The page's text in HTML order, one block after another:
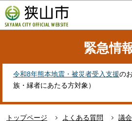
の
ペ
す
緊急情
令和8年熊本地震・被災者受入支援の
族・縁者にあたる方対象）
トップページ よくある質問
議会